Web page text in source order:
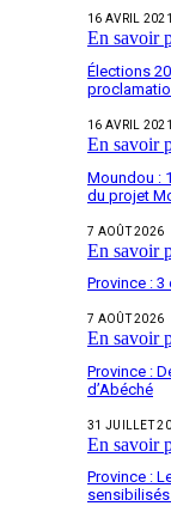
16 AVRIL 2021
En savoir
Élections
16 AVRIL 2021
En savoir
Moundou :
du projet
7 AOÛT 2026
En savoir
Province :
7 AOÛT 2026
En savoir
Province :
d’Abéché
31 JUILLET
En savoir
Province :